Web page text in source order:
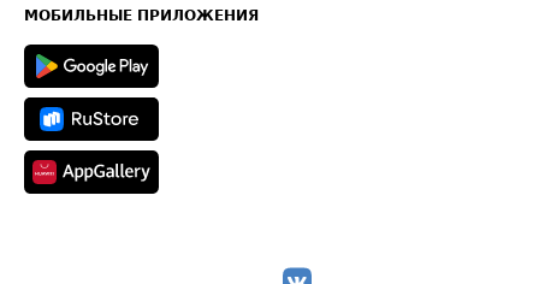
Техническая информация
МОБИЛЬНЫЕ ПРИЛОЖЕНИЯ